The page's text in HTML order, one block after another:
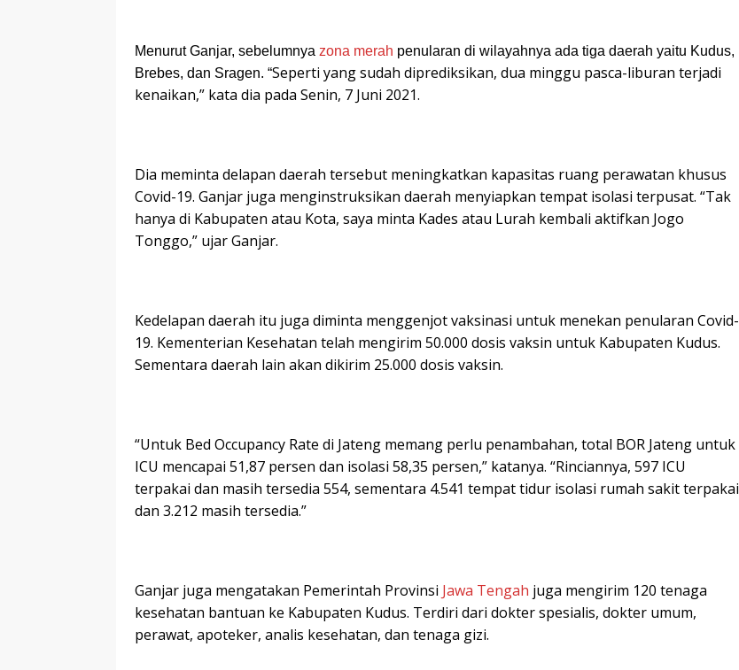
Menurut Ganjar, sebelumnya zona merah penularan di wilayahnya ada tiga daerah yaitu Kudus,
Brebes, dan Sragen. “Seperti yang sudah diprediksikan, dua minggu pasca-liburan terjadi
kenaikan,” kata dia pada Senin, 7 Juni 2021.
Dia meminta delapan daerah tersebut meningkatkan kapasitas ruang perawatan khusus
Covid-19. Ganjar juga menginstruksikan daerah menyiapkan tempat isolasi terpusat. “Tak
hanya di Kabupaten atau Kota, saya minta Kades atau Lurah kembali aktifkan Jogo
Tonggo,” ujar Ganjar.
Kedelapan daerah itu juga diminta menggenjot vaksinasi untuk menekan penularan Covid-
19. Kementerian Kesehatan telah mengirim 50.000 dosis vaksin untuk Kabupaten Kudus.
Sementara daerah lain akan dikirim 25.000 dosis vaksin.
“Untuk Bed Occupancy Rate di Jateng memang perlu penambahan, total BOR Jateng untuk
ICU mencapai 51,87 persen dan isolasi 58,35 persen,” katanya. “Rinciannya, 597 ICU
terpakai dan masih tersedia 554, sementara 4.541 tempat tidur isolasi rumah sakit terpakai
dan 3.212 masih tersedia.”
Ganjar juga mengatakan Pemerintah Provinsi Jawa Tengah juga mengirim 120 tenaga
kesehatan bantuan ke Kabupaten Kudus. Terdiri dari dokter spesialis, dokter umum,
perawat, apoteker, analis kesehatan, dan tenaga gizi.